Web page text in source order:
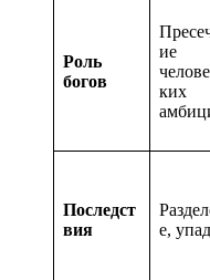
Роль
богов
ие
ких
Последст
вия
е,